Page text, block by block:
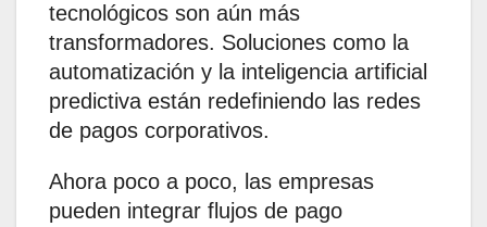
tecnológicos son aún más
transformadores. Soluciones como la
automatización y la inteligencia artificial
predictiva están redefiniendo las redes
de pagos corporativos.
Ahora poco a poco, las empresas
pueden integrar flujos de pago